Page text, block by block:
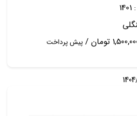
1401
پیش پرداخت